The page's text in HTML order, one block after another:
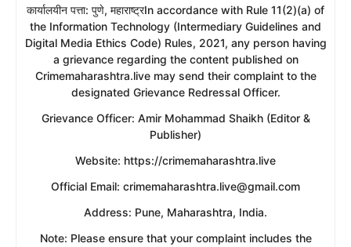
​कार्यालयीन पत्ता: पुणे, महाराष्ट्रIn accordance with Rule 11(2)(a) of
the Information Technology (Intermediary Guidelines and
Digital Media Ethics Code) Rules, 2021, any person having
a grievance regarding the content published on
Crimemaharashtra.live may send their complaint to the
designated Grievance Redressal Officer.
​Grievance Officer: Amir Mohammad Shaikh (Editor &
Publisher)
​Website: https://crimemaharashtra.live
​Official Email: crimemaharashtra.live@gmail.com
​Address: Pune, Maharashtra, India.
​Note: Please ensure that your complaint includes the